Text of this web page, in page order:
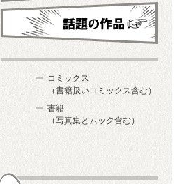
これから発売予定
コミックス
（書籍扱いコミックス含む）
書籍
（写真集とムック含む）